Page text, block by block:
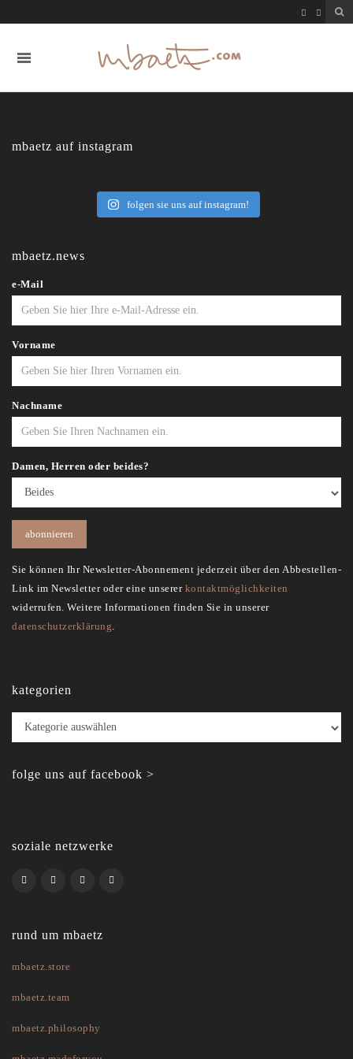
mbaetz auf instagram
folgen sie uns auf instagram!
mbaetz.news
e-Mail
Vorname
Nachname
Damen, Herren oder beides?
Sie können Ihr Newsletter-Abonnement jederzeit über den Abbestellen-
Link im Newsletter oder eine unserer kontaktmöglichkeiten
widerrufen. Weitere Informationen finden Sie in unserer
datenschutzerklärung.
kategorien
Kategorien
folge uns auf facebook >
soziale netzwerke
rund um mbaetz
mbaetz.store
mbaetz.team
mbaetz.philosophy